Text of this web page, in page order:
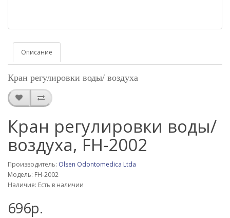
Описание
Кран регулировки воды/ воздуха
Кран регулировки воды/
воздуха, FH-2002
Производитель: Olsen Odontomedica Ltda
Модель: FH-2002
Наличие: Есть в наличии
696р.